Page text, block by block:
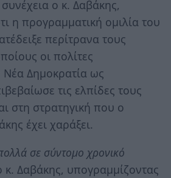
ο κ. Δαβάκης,
η προγραμματική ομιλία του
περίτρανα τους
οι πολίτες
Νέα Δημοκρατία ως
τις ελπίδες τους
στη στρατηγική που ο
έχει χαράξει.
σε σύντομο χρονικό
κ. Δαβάκης, υπογραμμίζοντας